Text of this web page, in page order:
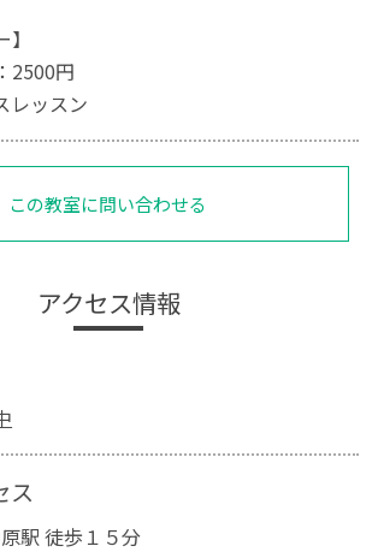
2500円
レッスン
この教室に問い合わせる
アクセス情報
ス
駅 徒歩１５分